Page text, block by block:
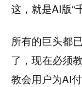
这，就是AI版“
所有的巨头都
了，现在必须
教会用户为AI付